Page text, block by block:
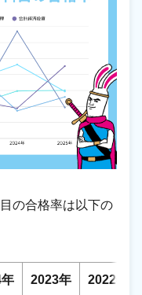
の合格率は以下の
2023年 2022年